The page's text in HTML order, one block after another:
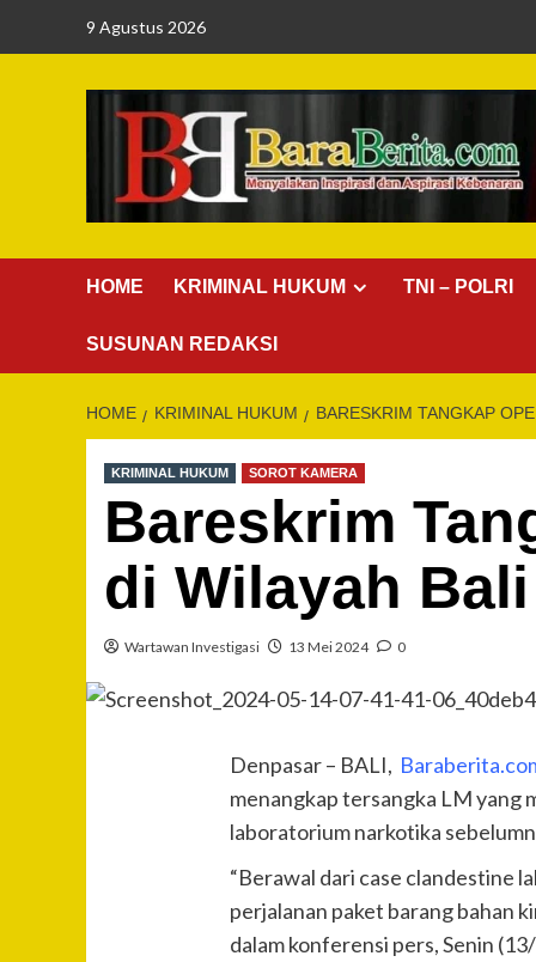
9 Agustus 2026
HOME KRIMINAL HUKUM TNI – POLRI
SUSUNAN REDAKSI
HOME KRIMINAL HUKUM BARESKRIM TANGKAP
KRIMINAL HUKUM SOROT KAMERA
Bareskrim
di Wilayah Bali
Wartawan Investigasi 13 Mei 2024 0
Denpasar – BALI,
menangkap tersangka LM yang
laboratorium narkotika
“Berawal dari case clandestine
perjalanan paket barang bahan
dalam konferensi pers, Senin